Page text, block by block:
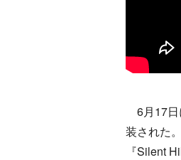
6月17日
装された
『Silent